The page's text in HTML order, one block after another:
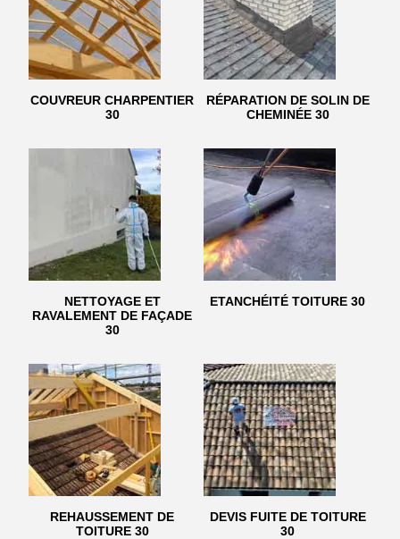
COUVREUR CHARPENTIER
30
RÉPARATION DE SOLIN DE
CHEMINÉE 30
NETTOYAGE ET
RAVALEMENT DE FAÇADE
30
ETANCHÉITÉ TOITURE 30
REHAUSSEMENT DE
TOITURE 30
DEVIS FUITE DE TOITURE
30